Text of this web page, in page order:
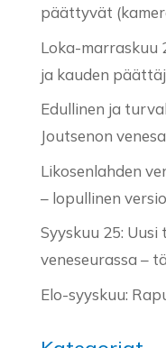
päättyvät
Loka-marraskuu
ja kauden
Edullinen ja
Joutsenon
Likosenlahden
– lopullinen
Syyskuu 25:
veneseurassa –
Elo-syyskuu: